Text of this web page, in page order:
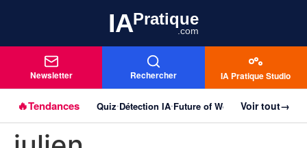
IAPratique
.com
Newsletter Rechercher IA Pratique Studio
🔥Tendances Quiz•Détection IA•Future of Work Agentique•
Voir tout→
Aller au
principal